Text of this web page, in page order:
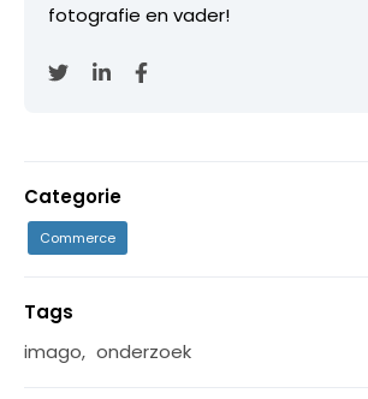
fotografie en vader!
Categorie
Commerce
Tags
imago, onderzoek